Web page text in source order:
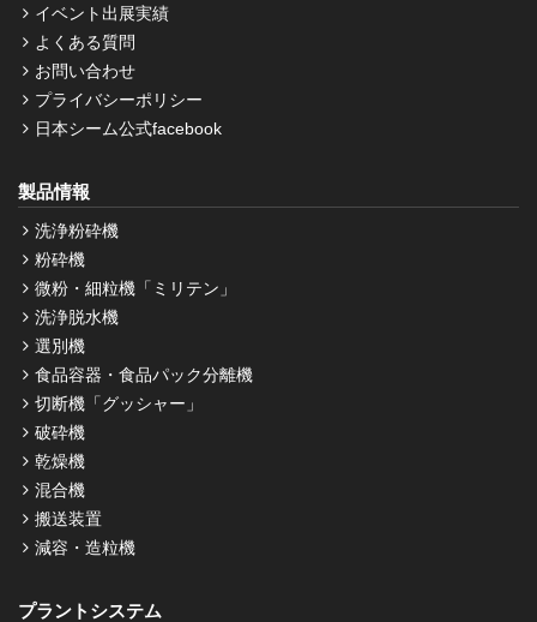
イベント出展実績
よくある質問
お問い合わせ
プライバシーポリシー
日本シーム公式facebook
製品情報
洗浄粉砕機
粉砕機
微粉・細粒機「ミリテン」
洗浄脱水機
選別機
食品容器・食品パック分離機
切断機「グッシャー」
破砕機
乾燥機
混合機
搬送装置
減容・造粒機
プラントシステム